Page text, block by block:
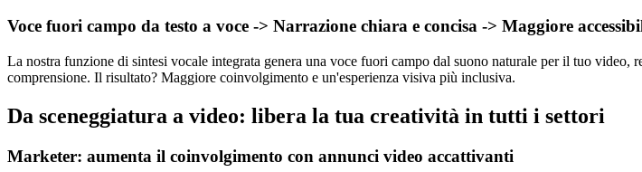
Voce fuori campo da testo a voce -> Narrazione chiara e concisa -> Maggiore
La nostra funzione di sintesi vocale integrata genera una voce fuori campo dal suono naturale per il tuo
comprensione. Il risultato? Maggiore coinvolgimento e un'esperienza visiva più inclusiva.
Da sceneggiatura a video: libera la tua creatività in tutti i settori
Marketer: aumenta il coinvolgimento con annunci video accattivanti